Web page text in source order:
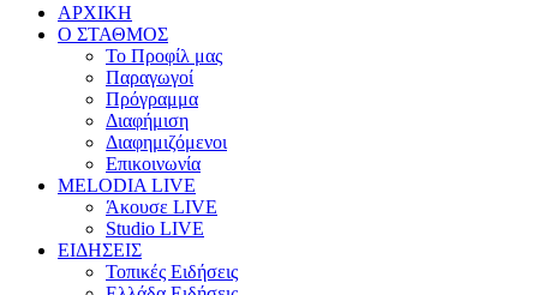
ΑΡΧΙΚΗ
Ο ΣΤΑΘΜΟΣ
Το Προφίλ μας
Παραγωγοί
Πρόγραμμα
Διαφήμιση
Διαφημιζόμενοι
Επικοινωνία
MELODIA LIVE
Άκουσε LIVE
Studio LIVE
ΕΙΔΗΣΕΙΣ
Τοπικές Ειδήσεις